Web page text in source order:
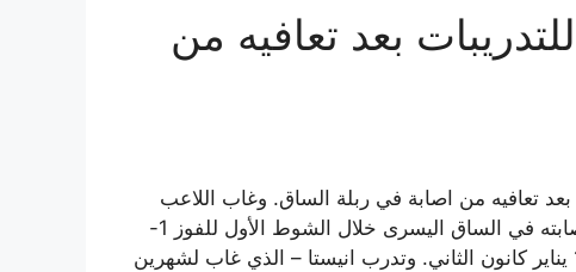
بعد تعافيه من
بعد تعافيه من اصابة في ربلة الساق. وغاب اللاعب
الدولي الاسباني عن اخر أربع مباريات لبرشلونة بعد اصابته في الساق اليسرى خلال الشوط الأول للفوز 1-
صفر على ريال سوسيداد في كأس ملك اسبانيا في 19 يناير كانون الثاني. وتدرب انيستا – الذي غاب لشهرين